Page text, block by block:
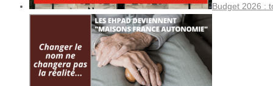
Budget 2026 :